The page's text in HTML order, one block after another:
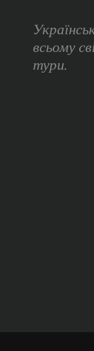
всьому
тури.